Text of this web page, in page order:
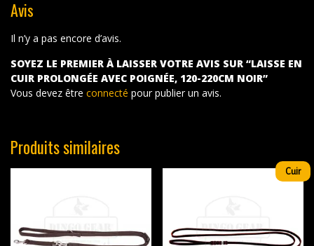
Avis
Il n’y a pas encore d’avis.
SOYEZ LE PREMIER À LAISSER VOTRE AVIS SUR “LAISSE EN
CUIR PROLONGÉE AVEC POIGNÉE, 120-220CM NOIR”
Vous devez être connecté pour publier un avis.
Produits similaires
Cuir